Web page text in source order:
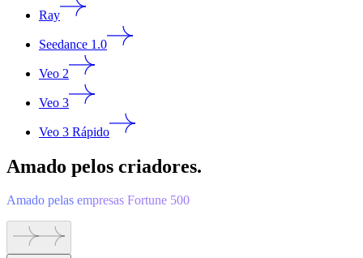
Ray
Seedance 1.0
Veo 2
Veo 3
Veo 3 Rápido
Amado pelos criadores.
Amado pelas empresas Fortune 500